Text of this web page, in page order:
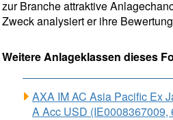
zur Branche attraktive
Zweck analysiert er ihre
Weitere Anlageklassen dieses
AXA IM AC Asia Pacific Ex
A Acc USD (IE0008367009,